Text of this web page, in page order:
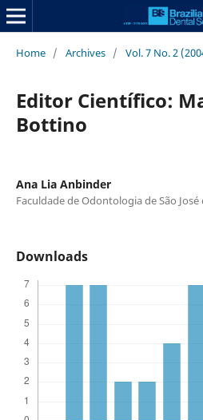
Home / Archives / Vol. 7 No. 2
Editor Científico:
Bottino
Ana Lia Anbinder
Faculdade de Odontologia de São José
Downloads